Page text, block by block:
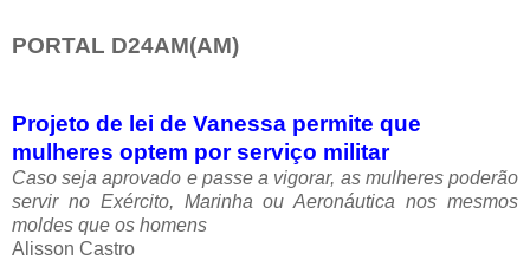
PORTAL D24AM(AM)
Projeto de lei de Vanessa permite que
mulheres optem por serviço militar
Caso seja aprovado e passe a vigorar, as mulheres poderão
servir no Exército, Marinha ou Aeronáutica nos mesmos
moldes que os homens
Alisson Castro